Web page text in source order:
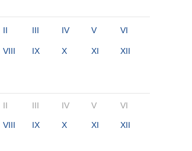
II III IV V VI
VIII IX X XI XII
II III IV V VI
VIII IX X XI XII